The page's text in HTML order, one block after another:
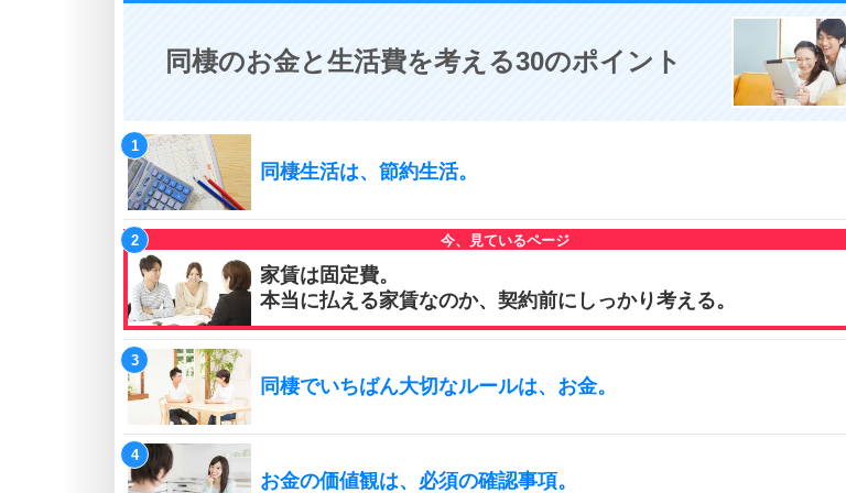
同棲のお金と生活費を考える30のポイント
同棲生活は、節約生活。
家賃は固定費。
本当に払える家賃なのか、契約前にしっかり考える。
同棲でいちばん大切なルールは、お金。
お金の価値観は、必須の確認事項。